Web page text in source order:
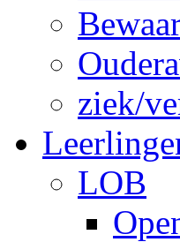
ziek/
LOB